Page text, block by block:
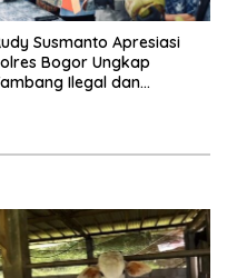
Susmanto Apresiasi
Bogor Ungkap
Ilegal dan